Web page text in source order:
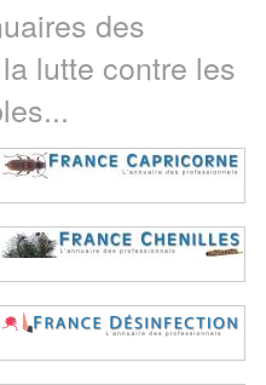
des
lutte contre les